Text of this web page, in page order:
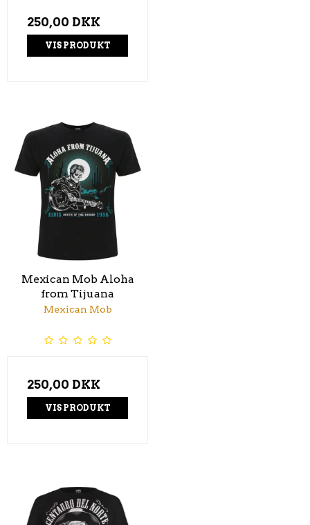
250,00 DKK
VIS PRODUKT
Mexican Mob Aloha
from Tijuana
Mexican Mob
250,00 DKK
VIS PRODUKT